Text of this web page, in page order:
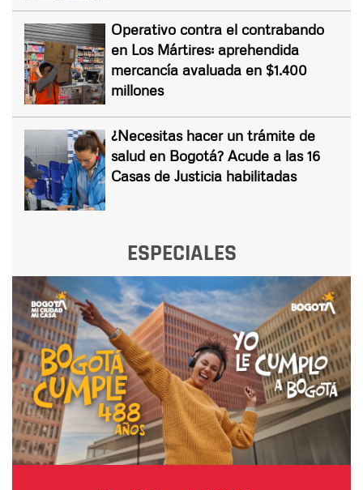
Operativo contra el contrabando
en Los Mártires: aprehendida
mercancía avaluada en $1.400
millones
¿Necesitas hacer un trámite de
salud en Bogotá? Acude a las 16
Casas de Justicia habilitadas
ESPECIALES